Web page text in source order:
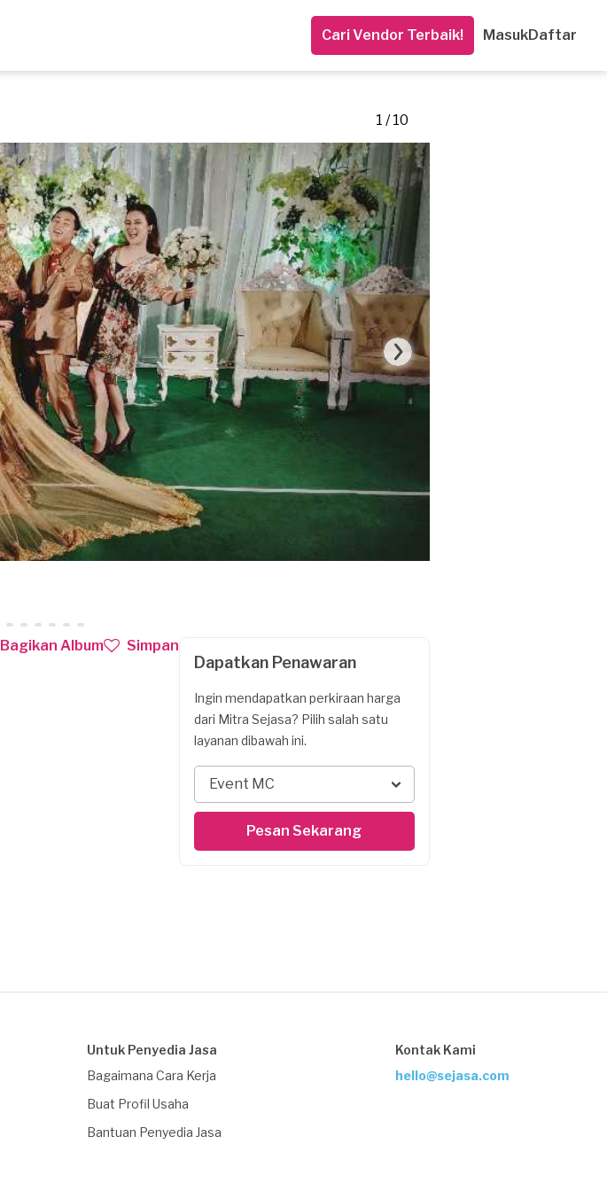
Cari Vendor Terbaik! MasukDaftar
1 / 10
Bagikan Album Simpan
Dapatkan Penawaran
Ingin mendapatkan perkiraan harga
dari Mitra Sejasa? Pilih salah satu
layanan dibawah ini.
Event MC
Pesan Sekarang
Untuk Penyedia Jasa
Bagaimana Cara Kerja
Buat Profil Usaha
Bantuan Penyedia Jasa
Kontak Kami
hello@sejasa.com